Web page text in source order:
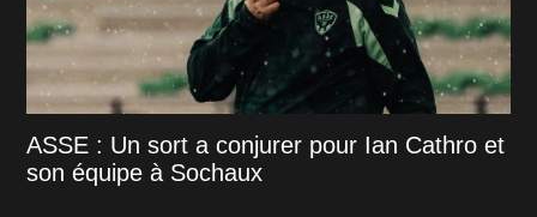
ASSE : Un sort a conjurer pour Ian Cathro et
son équipe à Sochaux